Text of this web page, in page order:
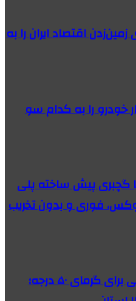
اقتصاد ایران را به
خودرو را به کدام سو
گچبری پیش ساخته پلی
فوری و بدون تخریب
هشدار قرمز هواشناسی برای گرمای ۵۰ درجه؛